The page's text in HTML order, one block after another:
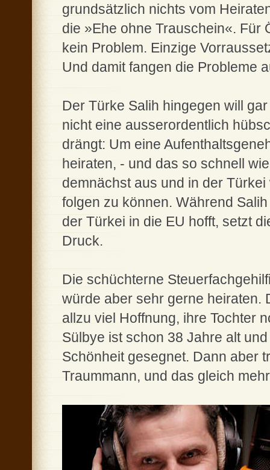
grundsätzlich nichts vom
die »Ehe ohne Trauschein«. Für
kein Problem. Einzige
Und damit fangen die Probleme
Der Türke Salih hingegen will
nicht eine ausserordentlich
drängt: Um eine
heiraten, - und das so schnell
demnächst aus und in der
folgen zu können. Während
der Türkei in die EU hofft, setzt
Druck.
Die schüchterne
würde aber sehr gerne heiraten.
allzu viel Hoffnung, ihre Tochter
Sülbye ist schon 38 Jahre alt
Schönheit gesegnet. Dann aber
Traummann, und das gleich